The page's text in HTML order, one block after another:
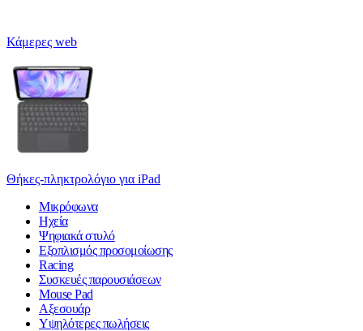
Κάμερες web
Θήκες-πληκτρολόγιο για iPad
Μικρόφωνα
Ηχεία
Ψηφιακά στυλό
Εξοπλισμός προσομοίωσης
Racing
Συσκευές παρουσιάσεων
Mouse Pad
Αξεσουάρ
Υψηλότερες πωλήσεις